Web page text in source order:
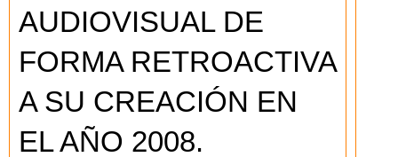
AUDIOVISUAL DE
FORMA RETROACTIVA
A SU CREACIÓN EN
EL AÑO 2008.